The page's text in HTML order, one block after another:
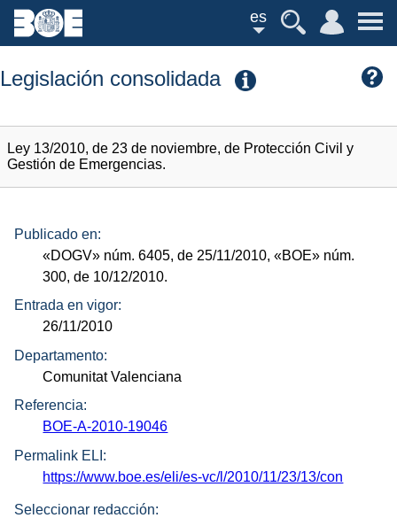
es
Legislación consolidada
Ley 13/2010, de 23 de noviembre, de Protección Civil y
Gestión de Emergencias.
Publicado en:
«DOGV» núm. 6405, de 25/11/2010,«BOE» núm.
300, de 10/12/2010.
Entrada en vigor:
26/11/2010
Departamento:
Comunitat Valenciana
Referencia:
BOE-A-2010-19046
Permalink ELI:
https://www.boe.es/eli/es-vc/l/2010/11/23/13/con
Seleccionar redacción: